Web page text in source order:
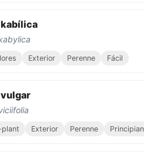
Exterior Perenne Fácil
plant Exterior Perenne